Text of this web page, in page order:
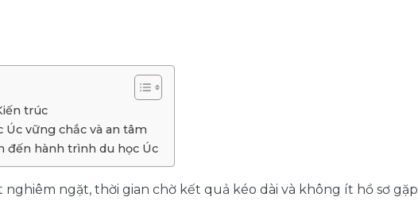
trúc
vững chắc và an tâm
đến hành trình du học Úc
ngặt, thời gian chờ kết quả kéo dài và không ít hồ sơ gặp